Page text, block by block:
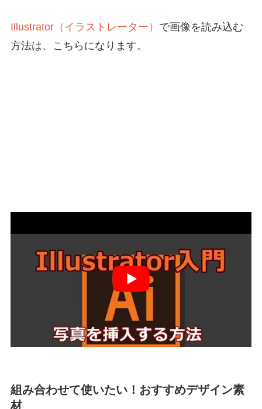
Illustrator（イラストレーター） で画像を読み込む
方法は、こちらになります。
組み合わせて使いたい！おすすめデザイン素
材